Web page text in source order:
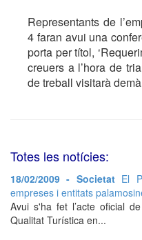
Representants de
4 faran avui una
porta per títol,
creuers a l’hora de
de treball visitarà
Totes les notícies:
18/02/2009 - Societat El
empreses i entitats
Avui s'ha fet l’acte oficial
Qualitat Turística en...